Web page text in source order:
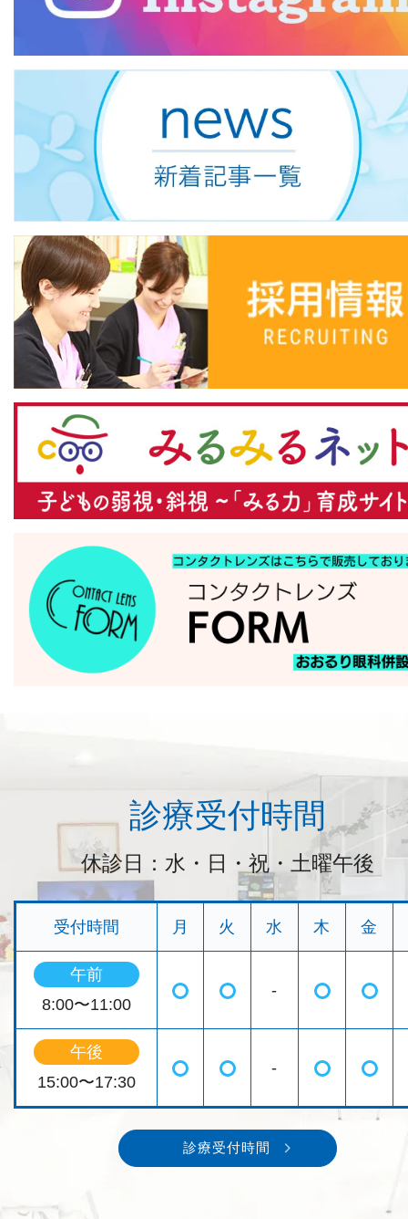
診療受付時間
休診日：水・日・祝・土曜午後
受付時間 月 火 水 木 金
午前
8:00〜11:00
◯ ◯
-
◯ ◯
午後
15:00〜17:30
◯ ◯
-
◯ ◯
診療受付時間